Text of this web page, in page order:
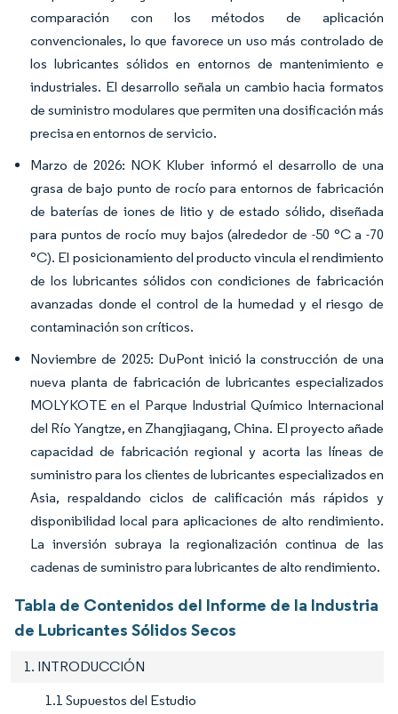
comparación con los métodos de aplicación
convencionales, lo que favorece un uso más controlado de
los lubricantes sólidos en entornos de mantenimiento e
industriales. El desarrollo señala un cambio hacia formatos
de suministro modulares que permiten una dosificación más
precisa en entornos de servicio.
Marzo de 2026: NOK Kluber informó el desarrollo de una
grasa de bajo punto de rocío para entornos de fabricación
de baterías de iones de litio y de estado sólido, diseñada
para puntos de rocío muy bajos (alrededor de -50 °C a -70
°C). El posicionamiento del producto vincula el rendimiento
de los lubricantes sólidos con condiciones de fabricación
avanzadas donde el control de la humedad y el riesgo de
contaminación son críticos.
Noviembre de 2025: DuPont inició la construcción de una
nueva planta de fabricación de lubricantes especializados
MOLYKOTE en el Parque Industrial Químico Internacional
del Río Yangtze, en Zhangjiagang, China. El proyecto añade
capacidad de fabricación regional y acorta las líneas de
suministro para los clientes de lubricantes especializados en
Asia, respaldando ciclos de calificación más rápidos y
disponibilidad local para aplicaciones de alto rendimiento.
La inversión subraya la regionalización continua de las
cadenas de suministro para lubricantes de alto rendimiento.
Tabla de Contenidos del Informe de la Industria
de Lubricantes Sólidos Secos
1. INTRODUCCIÓN
1.1 Supuestos del Estudio